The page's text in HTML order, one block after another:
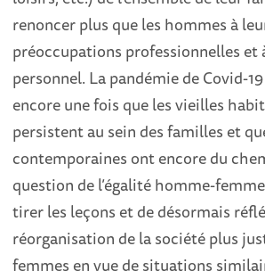
renoncer plus que les hommes à
préoccupations professionnelles et
personnel. La pandémie de Covid-
encore une fois que les vieilles
persistent au sein des familles et
contemporaines ont encore du
question de l’égalité homme-
tirer les leçons et de désormais
réorganisation de la société plus
femmes en vue de situations